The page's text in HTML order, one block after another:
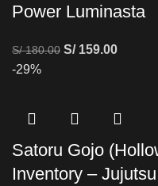
Power Luminasta
S/180.00 S/159.00
-29%
Satoru Gojo
Inventory –